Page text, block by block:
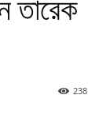
তারেক
238